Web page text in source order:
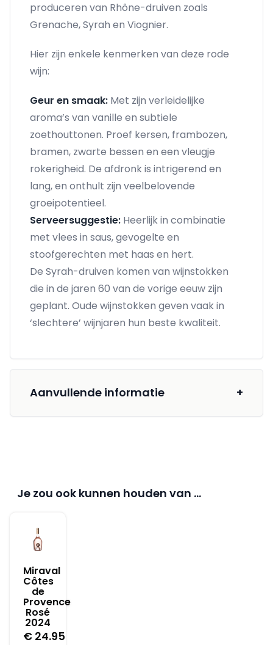
produceren van Rhône-druiven zoals
Grenache, Syrah en Viognier.
Hier zijn enkele kenmerken van deze rode
wijn:
Geur en smaak: Met zijn verleidelijke
aroma’s van vanille en subtiele
zoethouttonen. Proef kersen, frambozen,
bramen, zwarte bessen en een vleugje
rokerigheid. De afdronk is intrigerend en
lang, en onthult zijn veelbelovende
groeipotentieel.
Serveersuggestie: Heerlijk in combinatie
met vlees in saus, gevogelte en
stoofgerechten met haas en hert.
De Syrah-druiven komen van wijnstokken
die in de jaren 60 van de vorige eeuw zijn
geplant. Oude wijnstokken geven vaak in
‘slechtere’ wijnjaren hun beste kwaliteit.
Aanvullende informatie +
Je zou ook kunnen houden van …
Miraval
Côtes
de
Provence
Rosé
2024
€ 24.95